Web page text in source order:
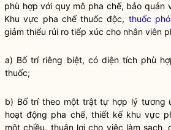
phù hợp với quy mô pha chế, bảo quản
Khu vực pha chế thuốc độc, thuốc
giảm thiểu rủi ro tiếp xúc cho nhân viên
a) Bố trí riêng biệt, có diện tích phù
thuốc;
b) Bố trí theo một trật tự hợp lý tương
hoạt động pha chế, thiết kế khu vực
một chiều, thuận lợi cho việc làm sạch,